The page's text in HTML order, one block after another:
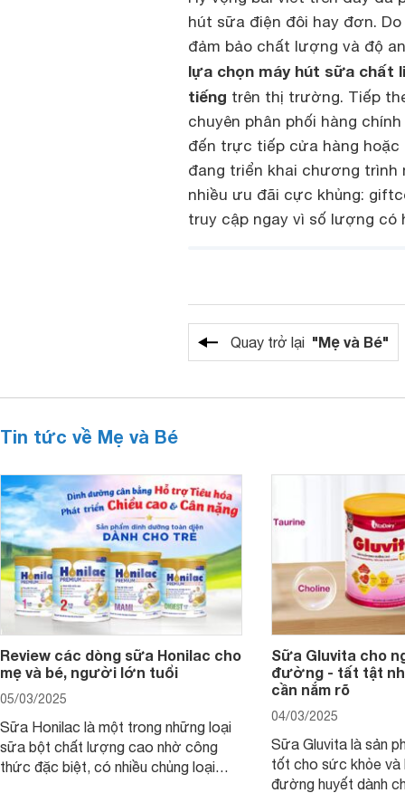
hút sữa điện đôi hay đơn.
đảm bảo chất lượng và độ
lựa chọn máy hút sữa chất
tiếng trên thị trường. Tiếp
chuyên phân phối hàng
đến trực tiếp cửa hàng
đang triển khai chương
nhiều ưu đãi cực khủng:
truy cập ngay vì số lượng có
Quay trở lại "Mẹ và Bé"
Tin tức về Mẹ và Bé
Review các dòng sữa Honilac cho
mẹ và bé, người lớn tuổi
05/03/2025
Sữa Honilac là một trong những loại
sữa bột chất lượng cao nhờ công
thức đặc biệt, có nhiều chủng loại
Sữa Gluvita cho
đường - tất tật
cần nắm rõ
04/03/2025
Sữa Gluvita là sản
tốt cho sức khỏe và
đường huyết dành